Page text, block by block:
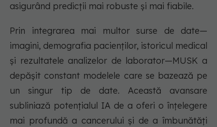
asigurând predicții mai robuste și mai fiabile.
Prin integrarea mai multor surse de date—
imagini, demografia pacienților, istoricul medical
și rezultatele analizelor de laborator—MUSK a
depășit constant modelele care se bazează pe
un singur tip de date. Această avansare
subliniază potențialul IA de a oferi o înțelegere
mai profundă a cancerului și de a îmbunătăți